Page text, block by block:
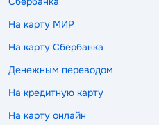
На карту МИР
На карту Сбербанка
Денежным переводом
На кредитную карту
На карту онлайн